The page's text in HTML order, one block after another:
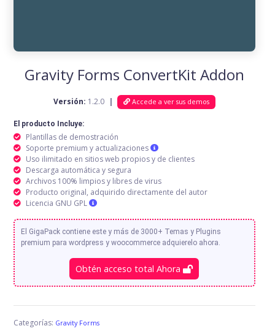
Gravity Forms ConvertKit Addon
Versión: 1.2.0 | Accede a ver sus demos
El producto Incluye:
Plantillas de demostración
Soporte premium y actualizaciones
Uso ilimitado en sitios web propios y de clientes
Descarga automática y segura
Archivos 100% limpios y libres de virus
Producto original, adquirido directamente del autor
Licencia GNU GPL
El GigaPack contiene este y más de 3000+ Temas y Plugins
premium para wordpress y woocommerce adquierelo ahora.
Obtén acceso total Ahora
Categorías: Gravity Forms